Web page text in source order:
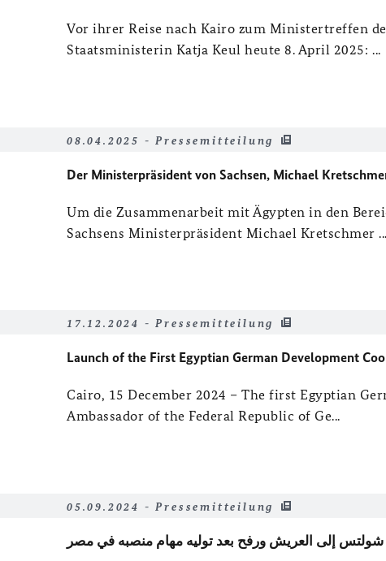
Vor ihrer Reise nach Kairo zum Ministertreffen
Staatsministerin Katja Keul heute 8. April 2025: ...
08.04.2025 - Pressemitteilung
Der Ministerpräsident von Sachsen, Michael
Um die Zusammenarbeit mit Ägypten in den
Sachsens Ministerpräsident Michael Kretschmer ...
17.12.2024 - Pressemitteilung
Launch of the First Egyptian German Development
Cairo, 15 December 2024 – The first Egyptian
Ambassador of the Federal Republic of Ge...
05.09.2024 - Pressemitteilung
شولتس إلى العريش ورفح بعد توليه مهام منصبه في مصر